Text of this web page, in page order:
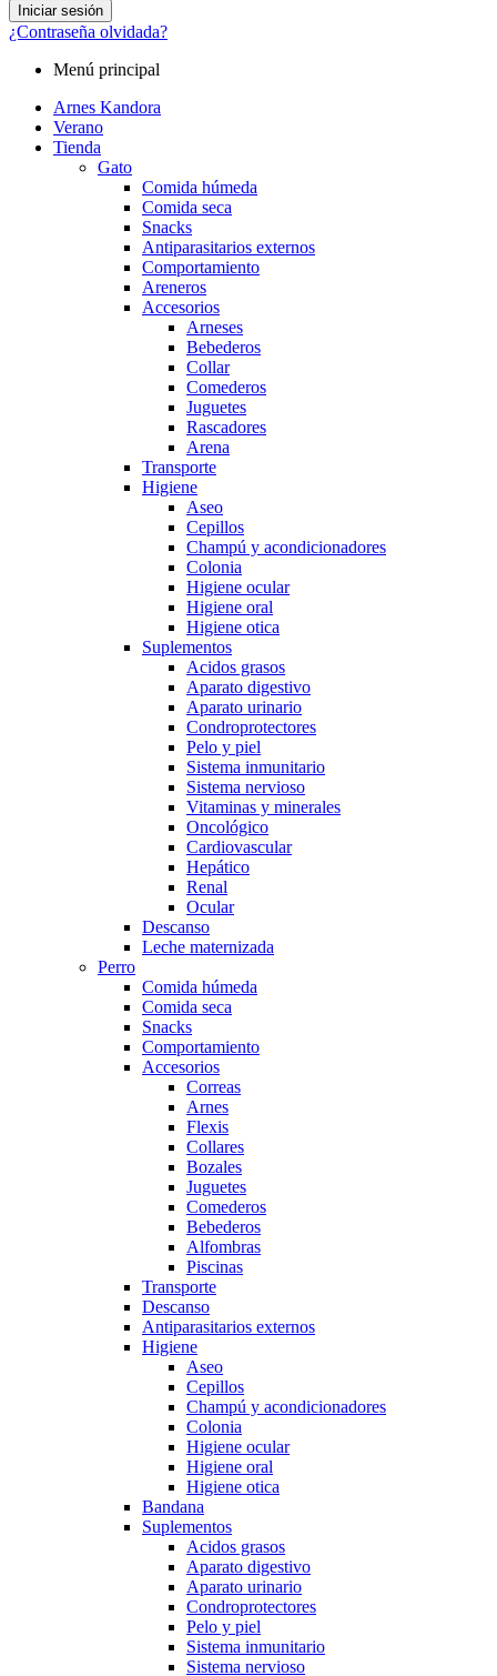
Iniciar sesión
¿Contraseña olvidada?
Menú principal
Arnes Kandora
Verano
Tienda
Gato
Comida húmeda
Comida seca
Snacks
Antiparasitarios externos
Comportamiento
Areneros
Accesorios
Arneses
Bebederos
Collar
Comederos
Juguetes
Rascadores
Arena
Transporte
Higiene
Aseo
Cepillos
Champú y acondicionadores
Colonia
Higiene ocular
Higiene oral
Higiene otica
Suplementos
Acidos grasos
Aparato digestivo
Aparato urinario
Condroprotectores
Pelo y piel
Sistema inmunitario
Sistema nervioso
Vitaminas y minerales
Oncológico
Cardiovascular
Hepático
Renal
Ocular
Descanso
Leche maternizada
Perro
Comida húmeda
Comida seca
Snacks
Comportamiento
Accesorios
Correas
Arnes
Flexis
Collares
Bozales
Juguetes
Comederos
Bebederos
Alfombras
Piscinas
Transporte
Descanso
Antiparasitarios externos
Higiene
Aseo
Cepillos
Champú y acondicionadores
Colonia
Higiene ocular
Higiene oral
Higiene otica
Bandana
Suplementos
Acidos grasos
Aparato digestivo
Aparato urinario
Condroprotectores
Pelo y piel
Sistema inmunitario
Sistema nervioso